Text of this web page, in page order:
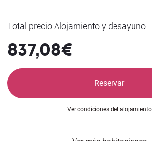
Total precio Alojamiento y desayuno
837,08€
Reservar
Ver condiciones del alojamiento